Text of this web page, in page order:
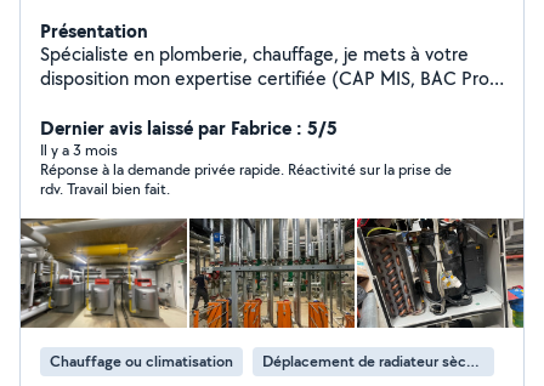
Présentation
Spécialiste en plomberie, chauffage, je mets à votre
disposition mon expertise certifiée (CAP MIS, BAC Pro
sécurité de vos installations. Engagé dans l'efficacité
énergétique et le confort de votre espace, je propose
des solutions adaptées à vos besoins, en neuf comme
en rénovation. Pour un service professionnel et de
qualité, n'hésitez pas à me contacter
Dernier avis laissé par Fabrice : 5/5
Il y a 3 mois
Réponse à la demande privée rapide. Réactivité sur la prise de
rdv. Travail bien fait.
Chauffage ou climatisation Déplacement de radiateur sèche-serviettes